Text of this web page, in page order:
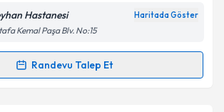
Hastanesi Haritada Göster
Kemal Paşa Blv. No:15
Randevu Talep Et
Takvimi Talebi